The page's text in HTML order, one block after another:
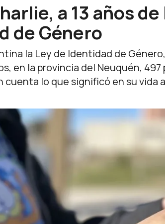
a 13 años
de Género
la Ley de Identidad de
en la provincia del Neuquén,
cuenta lo que significó en su vida